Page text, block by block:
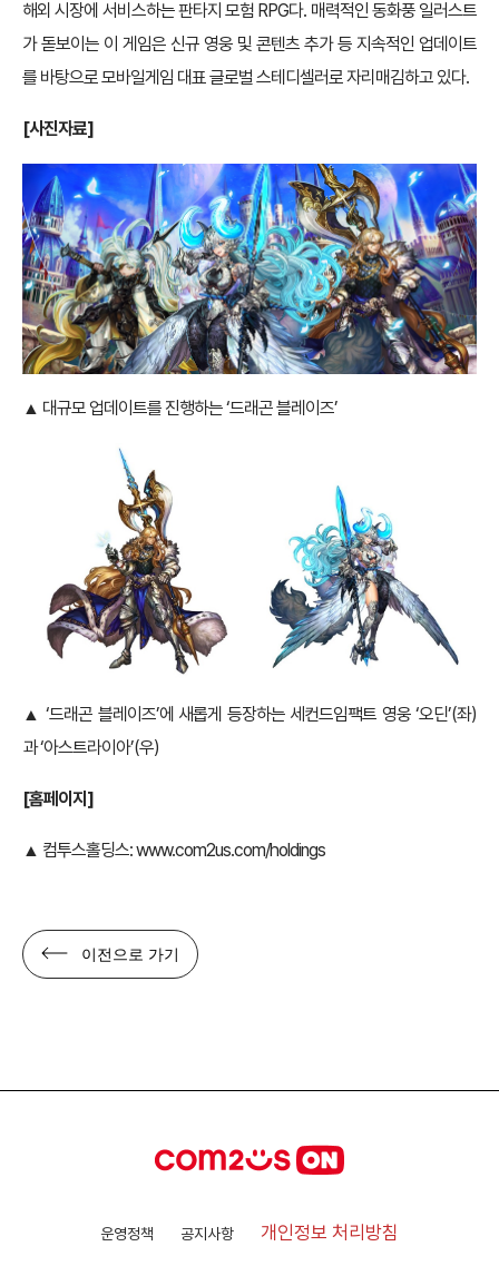
해외 시장에 서비스하는 판타지 모험 RPG다. 매력적인 동화풍 일러스트
가 돋보이는 이 게임은 신규 영웅 및 콘텐츠 추가 등 지속적인 업데이트
를 바탕으로 모바일게임 대표 글로벌 스테디셀러로 자리매김하고 있다.
[사진자료]
▲ 대규모 업데이트를 진행하는 ‘드래곤 블레이즈’
▲ ‘드래곤 블레이즈’에 새롭게 등장하는 세컨드임팩트 영웅 ‘오딘’(좌)
과 ‘아스트라이아’(우)
[홈페이지]
▲ 컴투스홀딩스:www.com2us.com/holdings
이전으로 가기
운영정책 공지사항 개인정보 처리방침